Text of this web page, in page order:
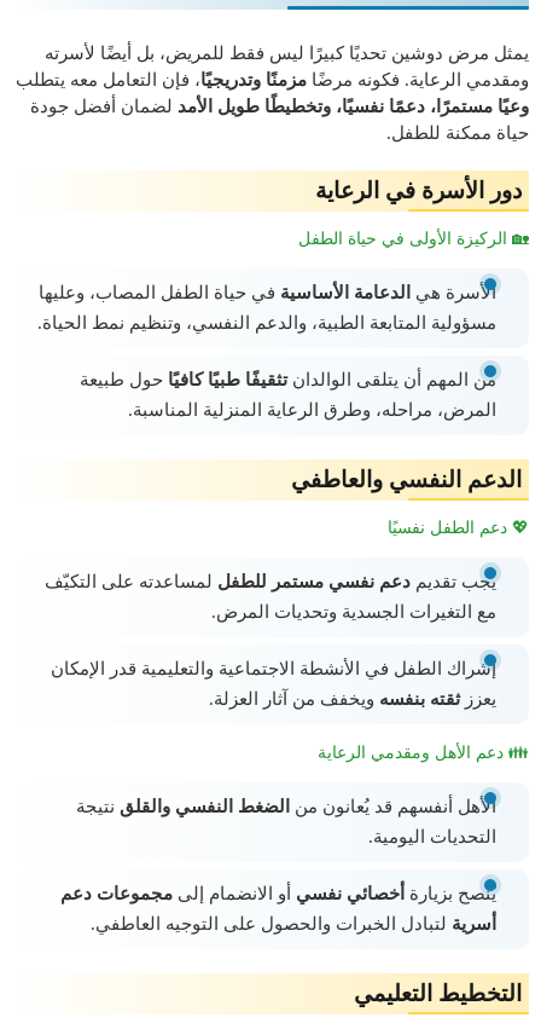
يمثل مرض دوشين تحديًا كبيرًا ليس فقط للمريض، بل أيضًا لأسرته
ومقدمي الرعاية. فكونه مرضًا مزمنًا وتدريجيًا، فإن التعامل معه يتطلب
وعيًا مستمرًا، دعمًا نفسيًا، وتخطيطًا طويل الأمد لضمان أفضل جودة
حياة ممكنة للطفل.
دور الأسرة في الرعاية
🏡 الركيزة الأولى في حياة الطفل
الأسرة هي الدعامة الأساسية في حياة الطفل المصاب، وعليها
مسؤولية المتابعة الطبية، والدعم النفسي، وتنظيم نمط الحياة.
من المهم أن يتلقى الوالدانتثقيفًا طبيًا كافيًا حول طبيعة
المرض، مراحله، وطرق الرعاية المنزلية المناسبة.
الدعم النفسي والعاطفي
💖 دعم الطفل نفسيًا
يجب تقديم دعم نفسي مستمر للطفل لمساعدته على التكيّف
مع التغيرات الجسدية وتحديات المرض.
إشراك الطفل في الأنشطة الاجتماعية والتعليمية قدر الإمكان
يعززثقته بنفسه ويخفف من آثار العزلة.
👪 دعم الأهل ومقدمي الرعاية
الأهل أنفسهم قد يُعانون من الضغط النفسي والقلق نتيجة
التحديات اليومية.
يُنصح بزيارة أخصائي نفسي أو الانضمام إلى مجموعات دعم
أسرية لتبادل الخبرات والحصول على التوجيه العاطفي.
التخطيط التعليمي